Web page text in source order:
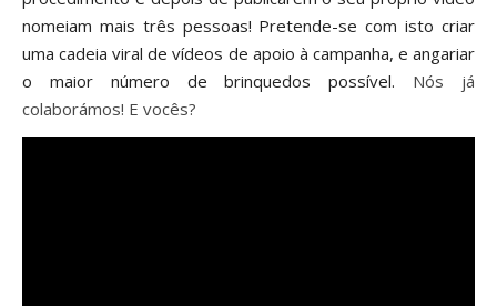
nomeiam mais três pessoas! Pretende-se com isto criar
uma cadeia viral de vídeos de apoio à campanha, e angariar
o maior número de brinquedos possível. Nós já
colaborámos! E vocês?